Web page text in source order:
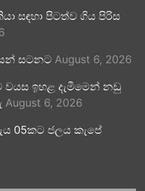
සඳහා පිටත්ව ගිය පිරිස
සටනට August 6, 2026
වයස ඉහළ දැමීමෙන් නඩු
August 6, 2026
05කට ජලය කැපේ